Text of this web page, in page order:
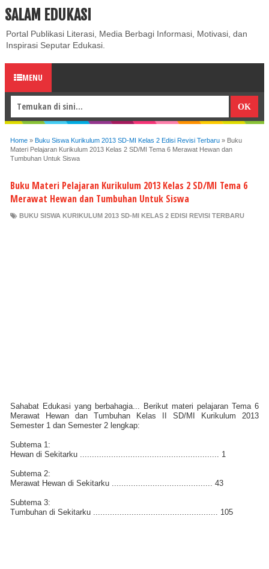
ABOUT CONTACT US
SALAM EDUKASI
Portal Publikasi Literasi, Media Berbagi Informasi, Motivasi, dan
Inspirasi Seputar Edukasi.
MENU
Home » Buku Siswa Kurikulum 2013 SD-MI Kelas 2 Edisi Revisi Terbaru » Buku
Materi Pelajaran Kurikulum 2013 Kelas 2 SD/MI Tema 6 Merawat Hewan dan
Tumbuhan Untuk Siswa
Buku Materi Pelajaran Kurikulum 2013 Kelas 2 SD/MI Tema 6
Merawat Hewan dan Tumbuhan Untuk Siswa
BUKU SISWA KURIKULUM 2013 SD-MI KELAS 2 EDISI REVISI TERBARU
Sahabat Edukasi yang berbahagia... Berikut materi pelajaran Tema 6
Merawat Hewan dan Tumbuhan Kelas II SD/MI Kurikulum 2013
Semester 1 dan Semester 2 lengkap:
Subtema 1:
Hewan di Sekitarku .......................................................... 1
Subtema 2:
Merawat Hewan di Sekitarku .......................................... 43
Subtema 3:
Tumbuhan di Sekitarku .................................................... 105